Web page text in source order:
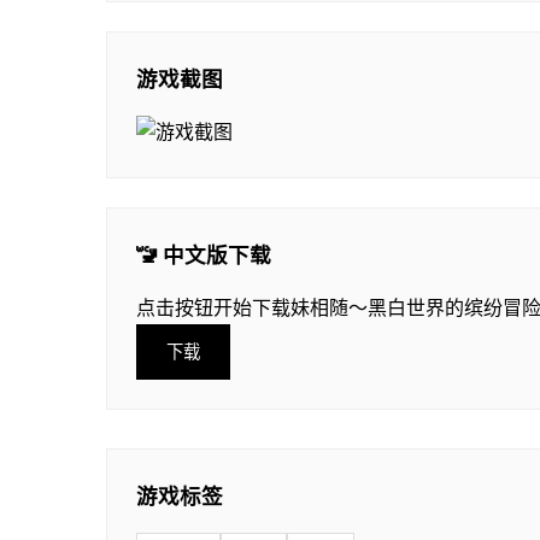
游戏截图
🚾 中文版下载
点击按钮开始下载妹相随～黑白世界的缤纷冒
下载
游戏标签